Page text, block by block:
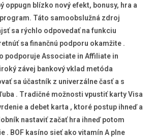
oppugn blízko nový efekt, bonusy, hra a
Táto samoobslužná zdroj
sa rýchlo odpovedať na funkciu
sa finančnú podporu okamžite .
podporuje Associate in Affiliate in
závej bankový vklad metóda
sa účastník z univerzálne časť a s
. Tradičné možnosti vpustiť karty Visa
a debet karta , ktoré postup ihneď a
nastaviť začať hra ihneď potom
. BOF kasíno sieť ako vitamín A plne